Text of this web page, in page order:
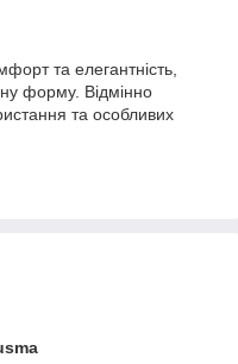
та елегантність,
форму. Відмінно
та особливих